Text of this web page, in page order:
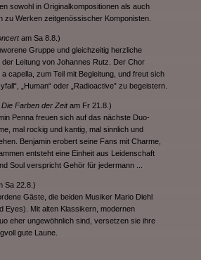
sowohl in Originalkompositionen als auch
zu Werken zeitgenössischer Komponisten.
am Sa 8.8.)
Gruppe und gleichzeitig herzliche
Leitung von Johannes Rutz. Der Chor
capella, zum Teil mit Begleitung, und freut sich
„Human“ oder „Radioactive” zu begeistern.
Die Farben der Zeitam Fr 21.8.)
Penna freuen sich auf das nächste Duo-
mal rockig und kantig, mal sinnlich und
Benjamin erobert seine Fans mit Charme,
entsteht eine Einheit aus Leidenschaft
Soul verspricht Gehör für jedermann ...
Sa 22.8.)
Gäste, die beiden Musiker Mario Diehl
Eyes). Mit alten Klassikern, modernen
eher ungewöhnlich sind, versetzen sie ihre
gute Laune.